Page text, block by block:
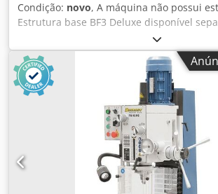
Condição: novo, A máquina não possui
Estrutura base BF3 Deluxe disponível
o item n.º. 56-1017. Dados técnicos:
perfuração em aço: 32 mm Capacidade
ferro fundido: 40 mm Cabeça de corte
Projeção: 220 mm Velocidade do fuso: (12)
Montagem do eixo: MK4 Curso da pena:
da pena: (3) 0,10 / 0,18 / 0,26 mm / rev
800 x 240 mm Deslocamento (x / y): 555 x
de fresagem giratória: -60° a +60°
- 485 mm Ajuste de altura do cabeçote de
mm Tamanho da ranhura em T: 14 mm
90 W Potência de saída do motor S1 100%: